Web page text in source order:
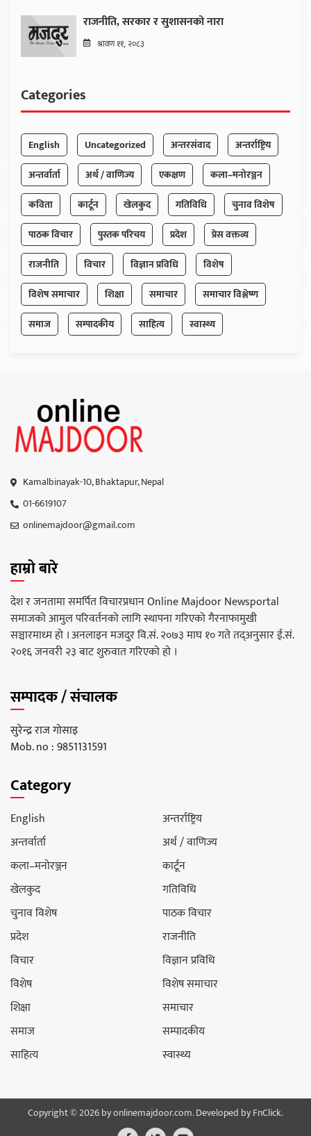
राजनीति, सरकार र सुशासनको नारा
श्रावण ११, २०८३
Categories
English Uncategorized अन्तरसंवाद
अन्तर्राष्ट्रिय
अन्तर्वार्ता
अर्थ / वाणिज्य एकक्षण
कला–मनोरञ्जन
कविता
कार्टून खेलकुद गतिविधि
चुनाव विशेष
पाठक विचार
पुस्तक परिचय प्रदेश
प्रेस वक्तव्य
राजनीति
विचार विज्ञान प्रविधि
विशेष
विशेष समाचार
शिक्षा समाचार
समाचार विश्लेष्ण
समाज
सम्पादकीय साहित्य स्वास्थ्य
Kamalbinayak-10, Bhaktapur, Nepal
01-6619107
onlinemajdoor@gmail.com
हाम्रो बारे
देश र जनतामा समर्पित विचारप्रधान Online Majdoor Newsportal
समाजको आमुल परिवर्तनको लागि स्थापना गरिएको गैरनाफामुखी
सञ्चारमाध्म हो । अनलाइन मजदुर वि.सं. २०७३ माघ १० गते तद्अनुसार ई.सं.
२०१६ जनवरी २३ बाट शुरुवात गरिएको हो ।
सम्पादक / संचालक
सुरेन्द्र राज गोसाइ
Mob. no : 9851131591
Category
English
अन्तर्राष्ट्रिय
अन्तर्वार्ता
अर्थ / वाणिज्य
कला–मनोरञ्जन
कार्टून
खेलकुद
गतिविधि
चुनाव विशेष
पाठक विचार
प्रदेश
राजनीति
विचार
विज्ञान प्रविधि
विशेष
विशेष समाचार
शिक्षा
समाचार
समाज
सम्पादकीय
साहित्य
स्वास्थ्य
Copyright © 2026 by onlinemajdoor.com. Developed byFnClick.